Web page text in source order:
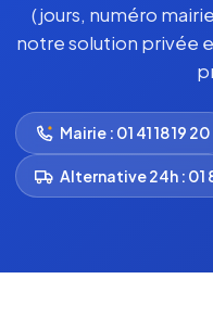
(jours, numéro
notre solution privée
Mairie : 01 41 18 19 20
Alternative 24h : 01